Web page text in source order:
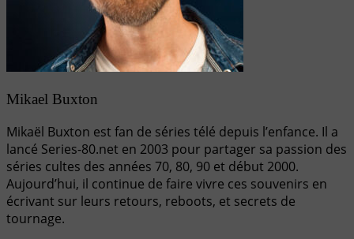
Mikael Buxton
Mikaël Buxton est fan de séries télé depuis l’enfance. Il a
lancé Series-80.net en 2003 pour partager sa passion des
séries cultes des années 70, 80, 90 et début 2000.
Aujourd’hui, il continue de faire vivre ces souvenirs en
écrivant sur leurs retours, reboots, et secrets de
tournage.